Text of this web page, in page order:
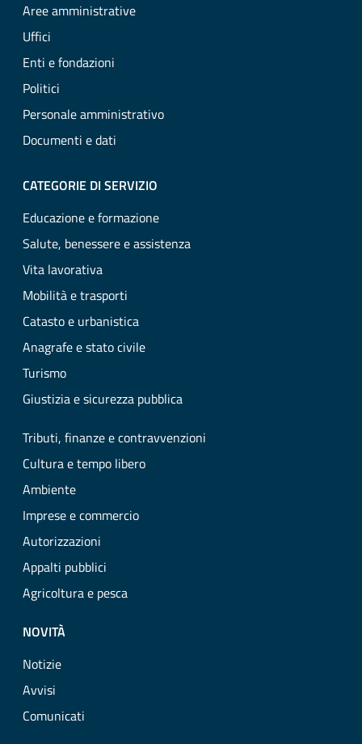
Aree amministrative
Uffici
Enti e fondazioni
Politici
Personale amministrativo
Documenti e dati
CATEGORIE DI SERVIZIO
Educazione e formazione
Salute, benessere e assistenza
Vita lavorativa
Mobilità e trasporti
Catasto e urbanistica
Anagrafe e stato civile
Turismo
Giustizia e sicurezza pubblica
Tributi, finanze e contravvenzioni
Cultura e tempo libero
Ambiente
Imprese e commercio
Autorizzazioni
Appalti pubblici
Agricoltura e pesca
NOVITÀ
Notizie
Avvisi
Comunicati